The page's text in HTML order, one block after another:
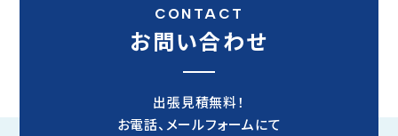
CONTACT
お問い合わせ
出張見積無料！
お電話、メールフォームにて